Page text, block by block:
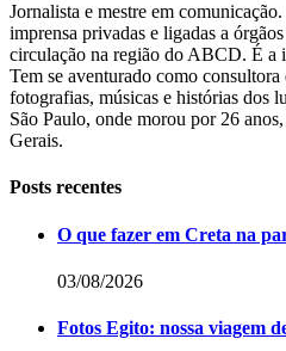
Jornalista e mestre em
imprensa privadas e ligadas a
circulação na região do ABCD. É a
Tem se aventurado como
fotografias, músicas e histórias dos
São Paulo, onde morou por 26
Gerais.
Posts recentes
O que fazer em Creta na
03/08/2026
Fotos Egito: nossa viagem